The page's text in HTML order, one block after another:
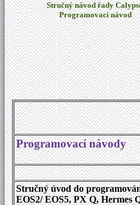
Stručný návod řady
Programovací návod
Programovací návody
Stručný úvod do
EOS2/ EOS5, PX Q, Hermes